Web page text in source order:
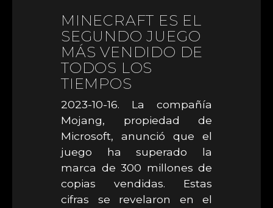
MINECRAFT ES EL
SEGUNDO JUEGO
MÁS VENDIDO DE
TODOS LOS
TIEMPOS
2023-10-16. La compañía
Mojang, propiedad de
Microsoft, anunció que el
juego ha superado la
marca de 300 millones de
copias vendidas. Estas
cifras se revelaron en el